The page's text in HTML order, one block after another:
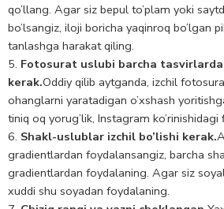
qo’llang. Agar siz bepul to’plam yoki
bo’lsangiz, iloji boricha yaqinroq bo’lgan
tanlashga harakat qiling.
Fotosurat uslubi barcha tasvirlarda
kerak.Oddiy qilib aytganda, izchil
ohanglarni yaratadigan o’xshash
tiniq oq yorug’lik, Instagram
Shakl-uslublar izchil bo’lishi kerak.
gradientlardan foydalansangiz, barcha
gradientlardan foydalaning. Agar siz
xuddi shu soyadan foydalaning.